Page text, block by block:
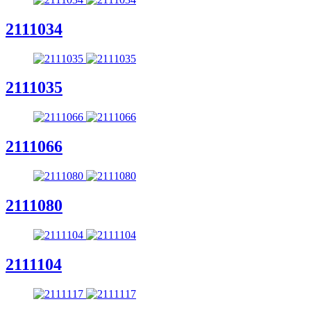
2111034
2111035
2111066
2111080
2111104